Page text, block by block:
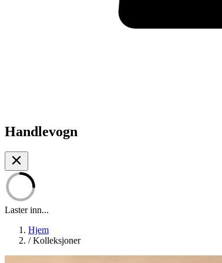
Handlevogn
Laster inn...
Hjem
/ Kolleksjoner